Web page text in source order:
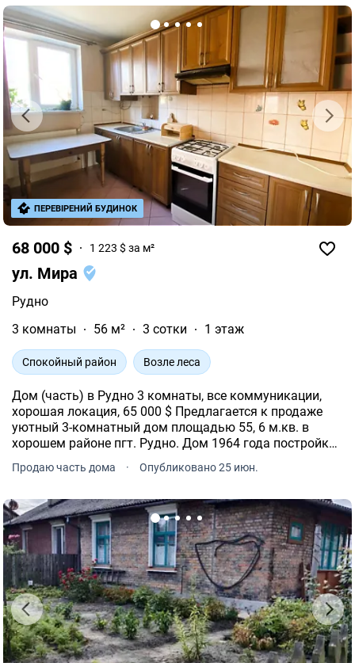
68 000 $ 1 223 $ за м²
ул. Мира
Рудно
3 комнаты
56 м² 3 сотки 1 этаж
Спокойный район Возле леса
Дом (часть) в Рудно 3 комнаты, все коммуникации,
хорошая локация, 65 000 $ Предлагается к продаже
уютный 3-комнатный дом площадью 55, 6 м.кв. в
хорошем районе пгт. Рудно. Дом 1964 года постройки,
для обновления под собственные нужды.
Продаю часть дома · Опубликовано 25 июн.
ПЕРЕВІРЕНИЙ БУДИНОК